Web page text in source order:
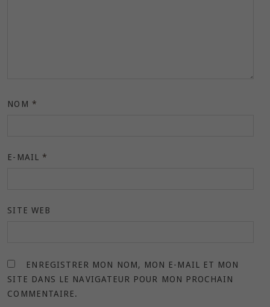
NOM *
E-MAIL *
SITE WEB
ENREGISTRER MON NOM, MON E-MAIL ET MON
SITE DANS LE NAVIGATEUR POUR MON PROCHAIN
COMMENTAIRE.